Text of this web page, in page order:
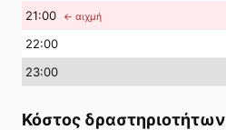
21:00 ← αιχμή
22:00
23:00
Κόστος δραστηριοτήτων